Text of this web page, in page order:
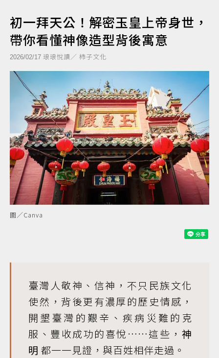
初一拜天公！解密玉皇上帝身世，
帶你看懂神像造型背後寓意
2026/02/17 琅琅悅讀／ 柿子文化
圖／Canva
臺灣人敬神、信神，不只民族文化
使然，背後更有濃厚的歷史情感，
開墾臺灣的艱辛、疾病災難的克
服、豐收成功的喜悅……這些， 神
明 都一一見證，與百姓相伴走過。